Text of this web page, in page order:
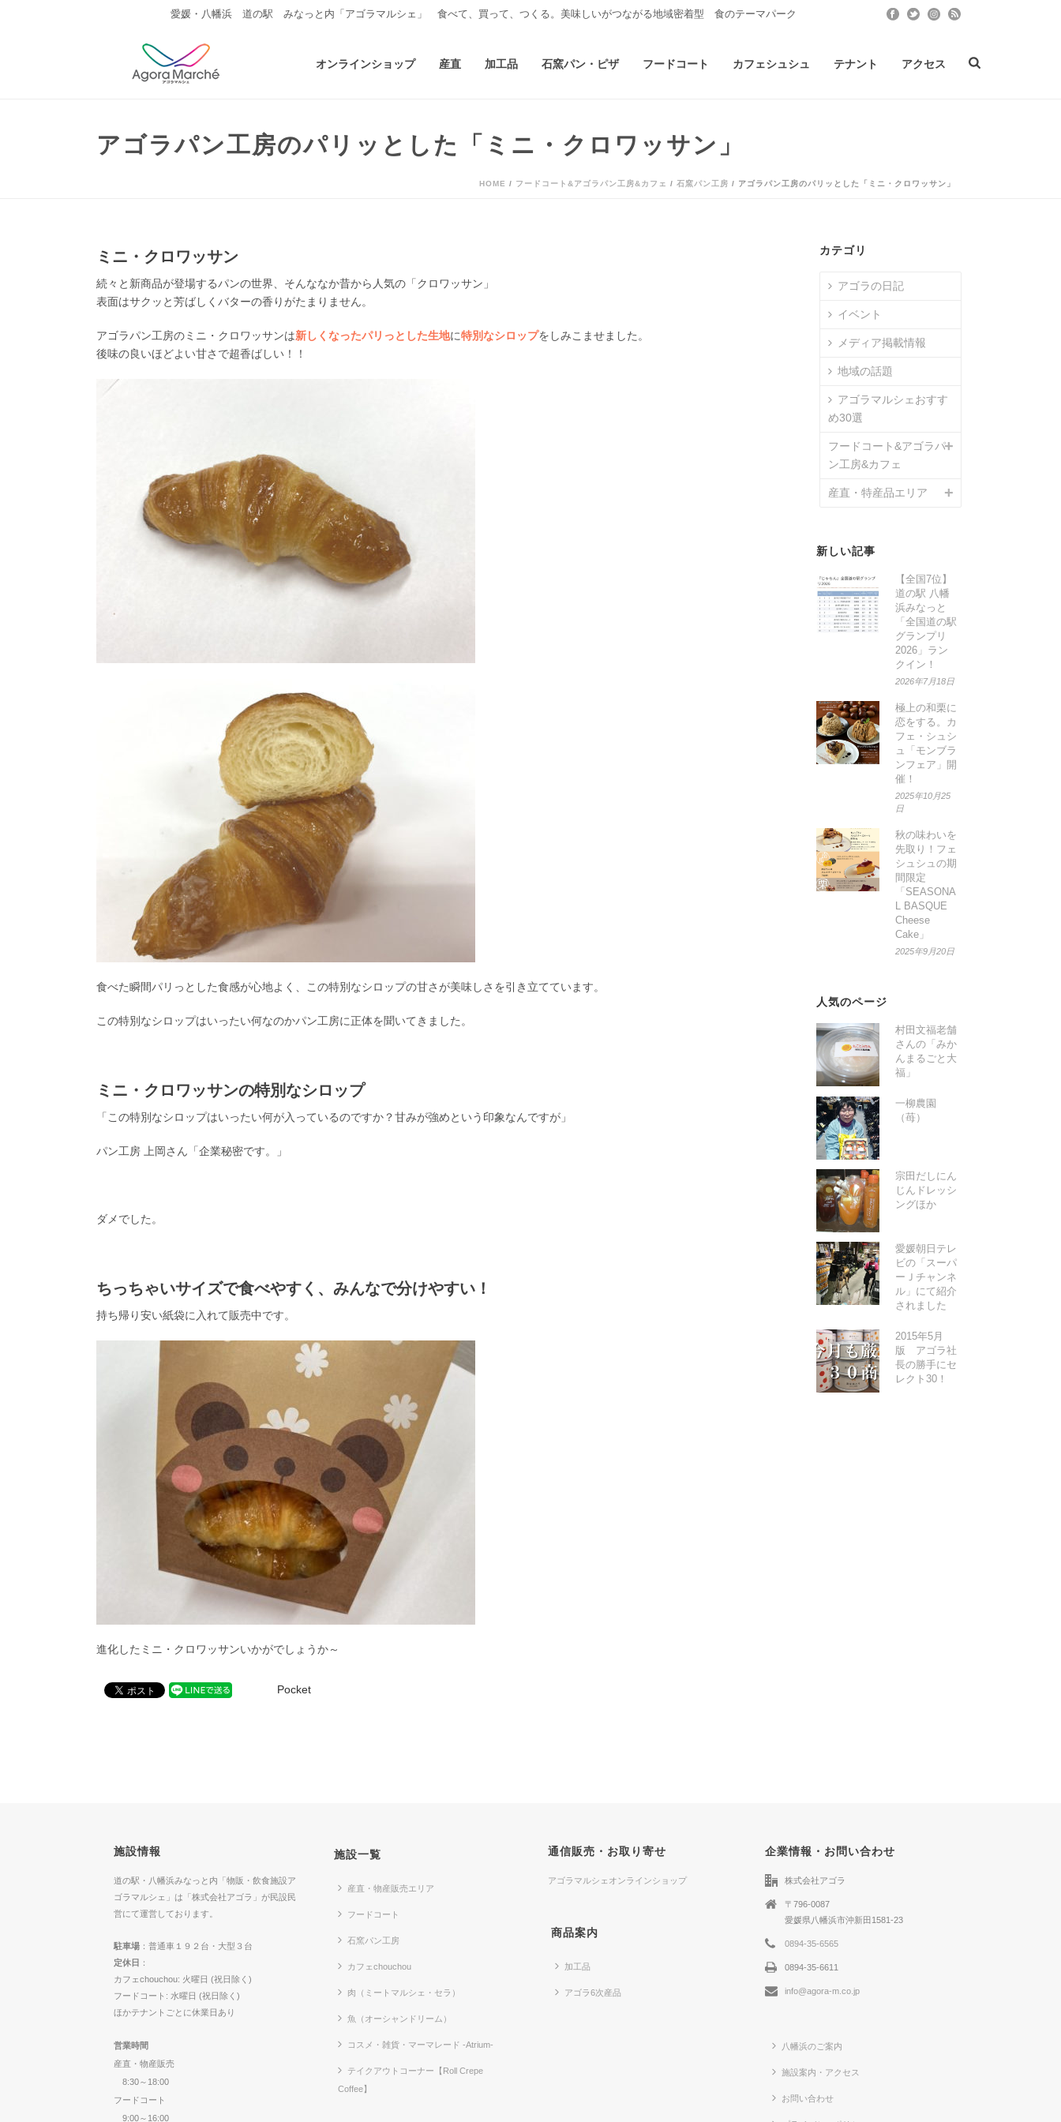
愛媛・八幡浜 道の駅 みなっと内「アゴラマルシェ」 食べて、買って、つくる。美味しいがつながる地域密着型 食のテーマパーク
オンラインショップ 産直 加工品 石窯パン・ピザ フードコート カフェシュシュ テナント アクセス
アゴラパン工房のパリッとした「ミニ・クロワッサン」
HOME / フードコート&アゴラパン工房&カフェ / 石窯パン工房 / アゴラパン工房のパリッとした「ミニ・クロワッサン」
ミニ・クロワッサン
続々と新商品が登場するパンの世界、そんななか昔から人気の「クロワッサン」
表面はサクッと芳ばしくバターの香りがたまりません。
アゴラパン工房のミニ・クロワッサンは新しくなったパリっとした生地に特別なシロップをしみこませました。
後味の良いほどよい甘さで超香ばしい！！
食べた瞬間パリっとした食感が心地よく、この特別なシロップの甘さが美味しさを引き立てています。
この特別なシロップはいったい何なのかパン工房に正体を聞いてきました。
ミニ・クロワッサンの特別なシロップ
「この特別なシロップはいったい何が入っているのですか？甘みが強めという印象なんですが」
パン工房 上岡さん「企業秘密です。」
ダメでした。
ちっちゃいサイズで食べやすく、みんなで分けやすい！
持ち帰り安い紙袋に入れて販売中です。
進化したミニ・クロワッサンいかがでしょうか～
Pocket
カテゴリ
アゴラの日記
イベント
メディア掲載情報
地域の話題
アゴラマルシェおすす
め30選
フードコート&アゴラパ
ン工房&カフェ
産直・特産品エリア
新しい記事
【全国7位】
道の駅 八幡
浜みなっと
「全国道の駅
グランプリ
2026」ラン
クイン！
2026年7月18日
極上の和栗に
恋をする。カ
フェ・シュシ
ュ「モンブラ
ンフェア」開
催！
2025年10月25
日
秋の味わいを
先取り！フェ
シュシュの期
間限定
「SEASONA
L BASQUE
Cheese
Cake」
2025年9月20日
人気のページ
村田文福老舗
さんの「みか
んまるごと大
福」
一柳農園
（苺）
宗田だしにん
じんドレッシ
ングほか
愛媛朝日テレ
ビの「スーパ
ーＪチャンネ
ル」にて紹介
されました
2015年5月
版 アゴラ社
長の勝手にセ
レクト30！
施設情報
道の駅・八幡浜みなっと内「物販・飲食施設ア
ゴラマルシェ」は「株式会社アゴラ」が民設民
営にて運営しております。
駐車場 ：普通車１９２台・大型３台
定休日 ：
カフェchouchou: 火曜日 (祝日除く)
フードコート: 水曜日 (祝日除く)
ほかテナントごとに休業日あり
営業時間
産直・物産販売
8:30～18:00
フードコート
9:00～16:00
施設一覧
産直・物産販売エリア
フードコート
石窯パン工房
カフェchouchou
肉（ミートマルシェ・セラ）
魚（オーシャンドリーム）
コスメ・雑貨・マーマレード -Atrium-
テイクアウトコーナー【Roll Crepe
Coffee】
通信販売・お取り寄せ
アゴラマルシェオンラインショップ
商品案内
加工品
アゴラ6次産品
企業情報・お問い合わせ
株式会社アゴラ
〒796-0087
愛媛県八幡浜市沖新田1581-23
0894-35-6565
0894-35-6611
info@agora-m.co.jp
八幡浜のご案内
施設案内・アクセス
お問い合わせ